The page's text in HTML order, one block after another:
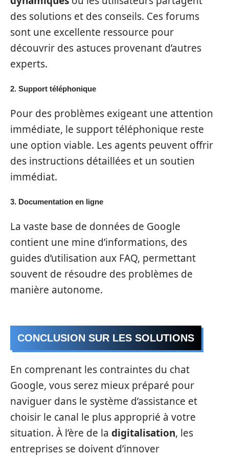
des solutions et des conseils. Ces forums
sont une excellente ressource pour
découvrir des astuces provenant d’autres
experts.
2. Support téléphonique
Pour des problèmes exigeant une attention
immédiate, le support téléphonique reste
une option viable. Les agents peuvent offrir
des instructions détaillées et un soutien
immédiat.
3. Documentation en ligne
La vaste base de données de Google
contient une mine d’informations, des
guides d’utilisation aux FAQ, permettant
souvent de résoudre des problèmes de
manière autonome.
CONCLUSION SUR LES SOLUTIONS
En comprenant les contraintes du chat
Google, vous serez mieux préparé pour
naviguer dans le système d’assistance et
choisir le canal le plus approprié à votre
situation. À l’ère de la digitalisation, les
entreprises se doivent d’innover